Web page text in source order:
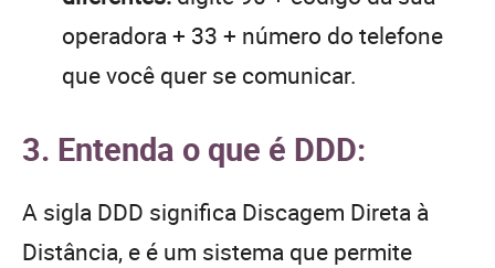
operadora + 33 + número do telefone
que você quer se comunicar.
3. Entenda o que é DDD:
A sigla DDD significa Discagem Direta à
Distância, e é um sistema que permite